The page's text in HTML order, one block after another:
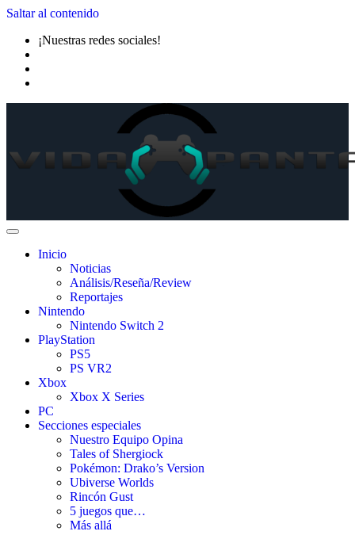
Saltar al contenido
¡Nuestras redes sociales!
Inicio
Noticias
Análisis/Reseña/Review
Reportajes
Nintendo
Nintendo Switch 2
PlayStation
PS5
PS VR2
Xbox
Xbox X Series
PC
Secciones especiales
Nuestro Equipo Opina
Tales of Shergiock
Pokémon: Drako’s Version
Ubiverse Worlds
Rincón Gust
5 juegos que…
Más allá